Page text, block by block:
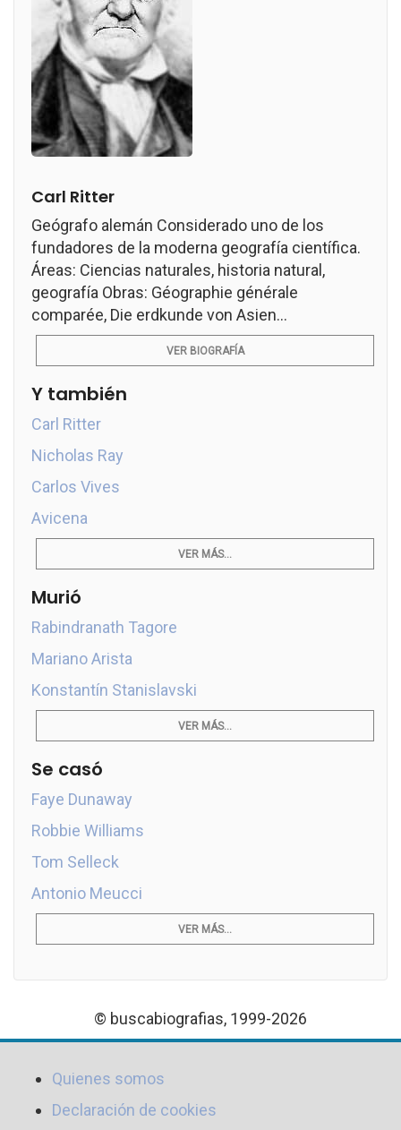
Carl Ritter
Geógrafo alemán Considerado uno de los
fundadores de la moderna geografía científica.
Áreas: Ciencias naturales, historia natural,
geografía Obras: Géographie générale
comparée, Die erdkunde von Asien...
VER BIOGRAFÍA
Y también
Carl Ritter
Nicholas Ray
Carlos Vives
Avicena
VER MÁS...
Murió
Rabindranath Tagore
Mariano Arista
Konstantín Stanislavski
VER MÁS...
Se casó
Faye Dunaway
Robbie Williams
Tom Selleck
Antonio Meucci
VER MÁS...
© buscabiografias, 1999-2026
Quienes somos
Declaración de cookies